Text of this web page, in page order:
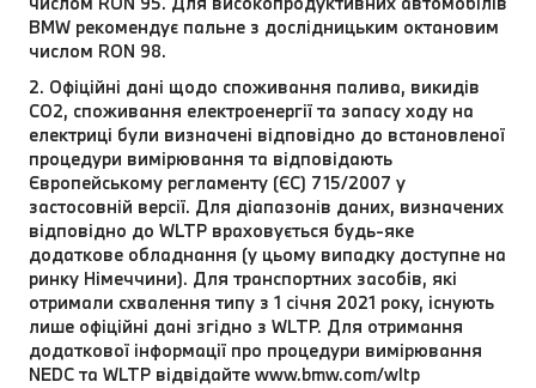
BMW рекомендує пальне з дослідницьким октановим
числом RON 98.
2. Офіційні дані щодо споживання палива, викидів
CO2, споживання електроенергії та запасу ходу на
електриці були визначені відповідно до встановленої
процедури вимірювання та відповідають
Європейському регламенту (ЄС) 715/2007 у
застосовній версії. Для діапазонів даних, визначених
відповідно до WLTP враховується будь-яке
додаткове обладнання (у цьому випадку доступне на
ринку Німеччини). Для транспортних засобів, які
отримали схвалення типу з 1 січня 2021 року, існують
лише офіційні дані згідно з WLTP. Для отримання
додаткової інформації про процедури вимірювання
NEDC та WLTP відвідайте www.bmw.com/wltp